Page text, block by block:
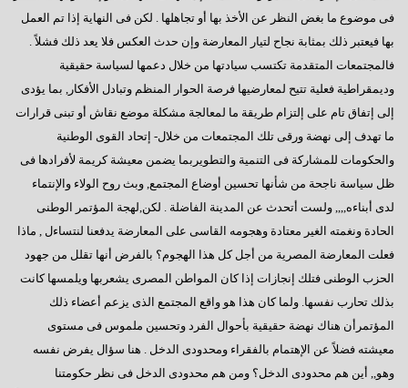
إيران - ماذا ننتظر؟
ماذا بعد الإستفتاء ؟
هل يفاجئنا الرئيس ؟
سؤال يطرح نفسه
وجهة نظر فى ( الإرهاب – الفساد – الإهمال )
هل يفعلها الرئيس؟
السادات تعقيبا على إنجازات البرلمان في ثلاث سنوات
السادات : البرلمان يعانى قصور تشريعى لم يشهده في تاريخه
همسة للرئيس
فى موضوع ما بغض النظر عن الأخذ بها أو تجاهلها . لكن فى النهاية إذا تم العمل
بها فيعتبر ذلك بمثابة نجاح لتيار المعارضة وإن حدث العكس فلا يعد ذلك فشلاً .
فالمجتمعات المتقدمة تكتسب سيادتها من خلال دعمها لسياسة حقيقية
وديمقراطية فعلية تتيح لمعارضيها فرصة الحوار المنظم وتبادل الأفكار, بما يؤدى
إلى إتفاق تام على إلتزام طريقة ما لمعالجة مشكلة موضع نقاش أو تبنى قرارات
ما تهدف إلى نهضة ورقى تلك المجتمعات من خلال- إتحاد القوى الوطنية
والحكومات للمشاركة فى التنمية والتطويربما يضمن معيشة كريمة لأفرادها فى
ظل سياسة ناجحة من شأنها تحسين أوضاع المجتمع, وبث روح الولاء والإنتماء
لدى أبناءه,,,, ولست أتحدث عن المدينة الفاضلة . لكن,لهجة المؤتمر الوطنى
الحادة ونغمته الغير معتادة وهجومه القاسى على المعارضة يدفعنا لنتساءل , ماذا
فعلت المعارضة المصرية من أجل كل هذا الهجوم؟ بالفرض أنها تقلل من جهود
الحزب الوطنى فتلك إنجازات إذا كان المواطن المصرى يشعربها ويلمسها كانت
بذلك تحارب نفسها. ولما كان هذا هو واقع المجتمع الذى يزعم أعضاء ذلك
المؤتمرأن هناك نهضة حقيقية بأحوال الفرد وتحسين ملموس فى مستوى
معيشته فضلاً عن الإهتمام بالفقراء ومحدودى الدخل . هنا سؤال يفرض نفسه
وهو,, أين هم محدودى الدخل؟ ومن هم محدودى الدخل فى نظر حكومتنا